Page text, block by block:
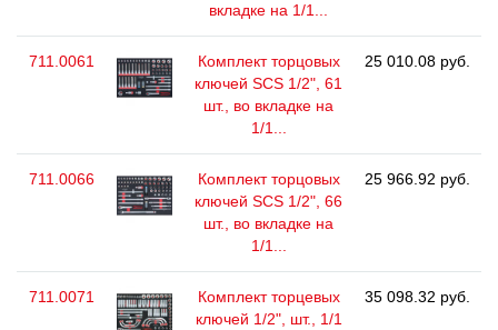
вкладке на 1/1...
711.0061
Комплект торцовых
ключей SCS 1/2", 61
шт., во вкладке на
1/1...
25 010.08 руб.
711.0066
Комплект торцовых
ключей SCS 1/2", 66
шт., во вкладке на
1/1...
25 966.92 руб.
711.0071
Комплект торцевых
ключей 1/2", шт., 1/1
35 098.32 руб.